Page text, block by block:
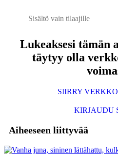
Sisältö vain tilaajille
Lukeaksesi tämän
täytyy olla
SIIRRY
KIRJAUDU
Aiheeseen liittyvää